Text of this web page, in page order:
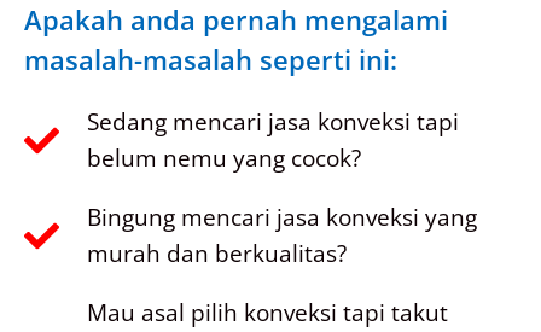
Apakah anda pernah mengalami
masalah-masalah seperti ini:
Sedang mencari jasa konveksi tapi
belum nemu yang cocok?
Bingung mencari jasa konveksi yang
murah dan berkualitas?
Mau asal pilih konveksi tapi takut